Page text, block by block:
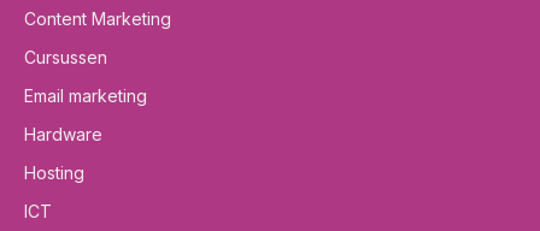
Content Marketing
Cursussen
Email marketing
Hardware
Hosting
ICT